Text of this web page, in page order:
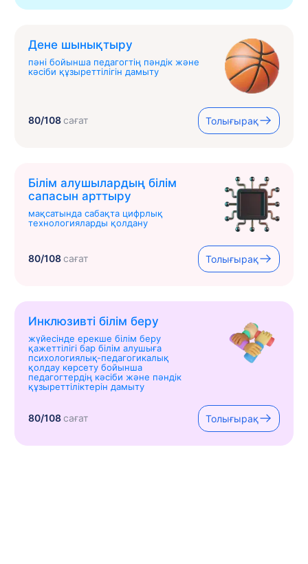
Дене шынықтыру
пәні бойынша педагогтің пәндік және
кәсіби құзыреттілігін дамыту
80/108сағат Толығырақ
Білім алушылардың білім
сапасын арттыру
мақсатында сабақта цифрлық
технологияларды қолдану
80/108сағат Толығырақ
Инклюзивті білім беру
жүйесінде ерекше білім беру
қажеттілігі бар білім алушыға
психологиялық-педагогикалық
қолдау көрсету бойынша
педагогтердің кәсіби және пәндік
құзыреттіліктерін дамыту
80/108сағат Толығырақ